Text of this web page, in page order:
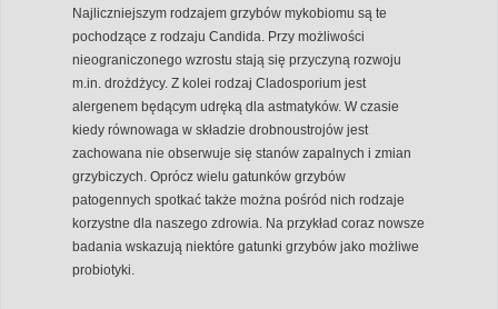
Najliczniejszym rodzajem grzybów mykobiomu są te
pochodzące z rodzaju Candida. Przy możliwości
nieograniczonego wzrostu stają się przyczyną rozwoju
m.in. drożdżycy. Z kolei rodzaj Cladosporium jest
alergenem będącym udręką dla astmatyków. W czasie
kiedy równowaga w składzie drobnoustrojów jest
zachowana nie obserwuje się stanów zapalnych i zmian
grzybiczych. Oprócz wielu gatunków grzybów
patogennych spotkać także można pośród nich rodzaje
korzystne dla naszego zdrowia. Na przykład coraz nowsze
badania wskazują niektóre gatunki grzybów jako możliwe
probiotyki.